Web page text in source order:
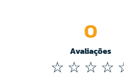
Avaliações
0
☆ ☆ ☆ ☆